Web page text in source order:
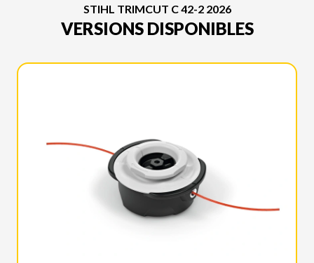
STIHL TRIMCUT C 42-2 2026
VERSIONS DISPONIBLES